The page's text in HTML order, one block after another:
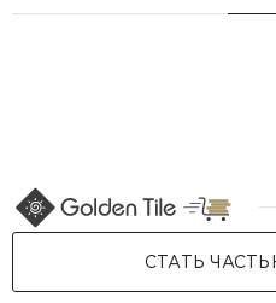
СТАТЬ